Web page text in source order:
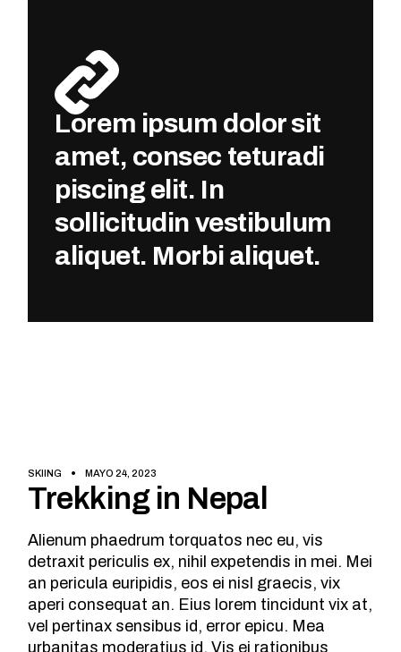
Lorem ipsum dolor sit
amet, consec teturadi
piscing elit. In
sollicitudin vestibulum
aliquet. Morbi aliquet.
SKIING MAYO 24, 2023
Trekking in Nepal
Alienum phaedrum torquatos nec eu, vis
detraxit periculis ex, nihil expetendis in mei. Mei
an pericula euripidis, eos ei nisl graecis, vix
aperi consequat an. Eius lorem tincidunt vix at,
vel pertinax sensibus id, error epicu. Mea
urbanitas moderatius id. Vis ei rationibus